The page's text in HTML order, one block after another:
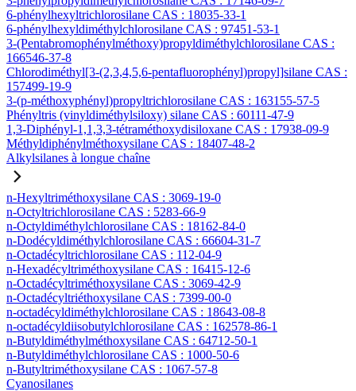
6-phénylhexyltrichlorosilane CAS : 18035-33-1
6-phénylhexyldiméthylchlorosilane CAS : 97451-53-1
3-(Pentabromophénylméthoxy)propyldiméthylchlorosilane CAS :
166546-37-8
Chlorodiméthyl[3-(2,3,4,5,6-pentafluorophényl)propyl]silane CAS :
157499-19-9
3-(p-méthoxyphényl)propyltrichlorosilane CAS : 163155-57-5
Phényltris (vinyldiméthylsiloxy) silane CAS : 60111-47-9
1,3-Diphényl-1,1,3,3-tétraméthoxydisiloxane CAS : 17938-09-9
Méthyldiphénylméthoxysilane CAS : 18407-48-2
Alkylsilanes à longue chaîne
n-Hexyltriméthoxysilane CAS : 3069-19-0
n-Octyltrichlorosilane CAS : 5283-66-9
n-Octyldiméthylchlorosilane CAS : 18162-84-0
n-Dodécyldiméthylchlorosilane CAS : 66604-31-7
n-Octadécyltrichlorosilane CAS : 112-04-9
n-Hexadécyltriméthoxysilane CAS : 16415-12-6
n-Octadécyltriméthoxysilane CAS : 3069-42-9
n-Octadécyltriéthoxysilane CAS : 7399-00-0
n-octadécyldiméthylchlorosilane CAS : 18643-08-8
n-octadécyldiisobutylchlorosilane CAS : 162578-86-1
n-Butyldiméthylméthoxysilane CAS : 64712-50-1
n-Butyldiméthylchlorosilane CAS : 1000-50-6
n-Butyltriméthoxysilane CAS : 1067-57-8
Cyanosilanes